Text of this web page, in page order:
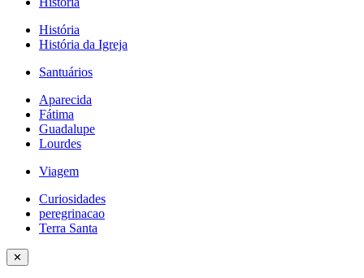
História
História da Igreja
Santuários
Aparecida
Fátima
Guadalupe
Lourdes
Viagem
Curiosidades
peregrinacao
Terra Santa
✕